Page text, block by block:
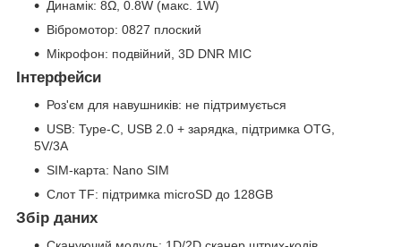
Динамік: 8Ω, 0.8W (макс. 1W)
Вібромотор: 0827 плоский
Мікрофон: подвійний, 3D DNR MIC
Інтерфейси
Роз'єм для навушників: не підтримується
USB: Type-C, USB 2.0 + зарядка, підтримка OTG,
5V/3A
SIM-карта: Nano SIM
Слот TF: підтримка microSD до 128GB
Збір даних